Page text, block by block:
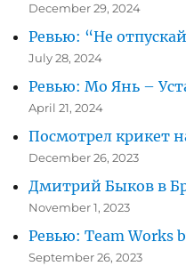
December 29, 2024
Ревью: “Не
July 28, 2024
Ревью: Мо Янь –
April 21, 2024
Посмотрел крикет
December 26, 2023
Дмитрий Быков в
November 1, 2023
Ревью: Team Works
September 26, 2023